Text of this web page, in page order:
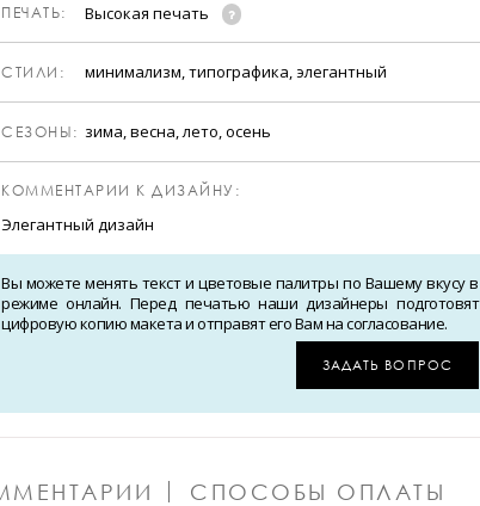
ПЕЧАТЬ: Высокая печать
CТИЛИ: минимализм, типографика, элегантный
CЕЗОНЫ: зима, весна, лето, осень
КОММЕНТАРИИ К ДИЗАЙНУ:
Элегантный дизайн
Вы можете менять текст и цветовые палитры по Вашему вкусу в
режиме онлайн. Перед печатью наши дизайнеры подготовят
цифровую копию макета и отправят его Вам на согласование.
ЗАДАТЬ ВОПРОС
СПОСОБЫ ОПЛАТЫ